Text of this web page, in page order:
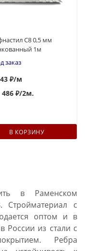
С8 0,5 мм
1м
заказ
₽/м
486 ₽/2м.
В КОРЗИНУ
в Раменском
Стройматериал с
оптом и в
России из стали с
Ребра